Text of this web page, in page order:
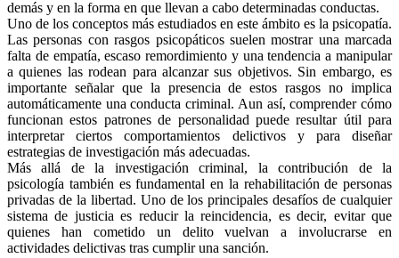
Telegram
demás y en la forma en que llevan a cabo determinadas conductas.
Uno de los conceptos más estudiados en este ámbito es la psicopatía.
Las personas con rasgos psicopáticos suelen mostrar una marcada
falta de empatía, escaso remordimiento y una tendencia a manipular
a quienes las rodean para alcanzar sus objetivos. Sin embargo, es
importante señalar que la presencia de estos rasgos no implica
automáticamente una conducta criminal. Aun así, comprender cómo
funcionan estos patrones de personalidad puede resultar útil para
interpretar ciertos comportamientos delictivos y para diseñar
estrategias de investigación más adecuadas.
Más allá de la investigación criminal, la contribución de la
psicología también es fundamental en la rehabilitación de personas
privadas de la libertad. Uno de los principales desafíos de cualquier
sistema de justicia es reducir la reincidencia, es decir, evitar que
quienes han cometido un delito vuelvan a involucrarse en
actividades delictivas tras cumplir una sanción.